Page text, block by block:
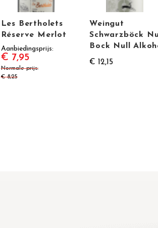
Les Bertholets
Réserve Merlot
Aanbiedingsprijs
€ 7,95
Normale prijs
€ 8,25
Weingut
Schwarzböck
Bock Null
€ 12,15